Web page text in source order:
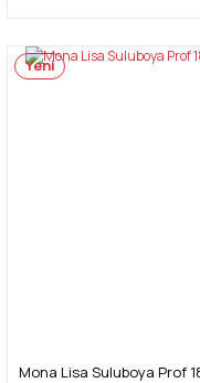
Yeni
Mona Lisa Suluboya Prof